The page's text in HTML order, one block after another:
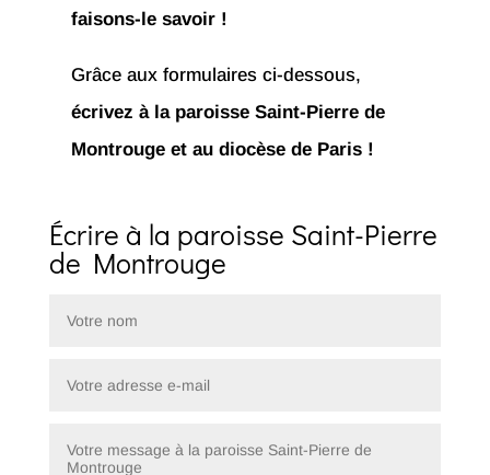
faisons-le savoir !
Grâce aux formulaires ci-dessous,
écrivez à la paroisse Saint-Pierre de
Montrouge et au diocèse de Paris !
Écrire à la paroisse Saint-Pierre
de Montrouge